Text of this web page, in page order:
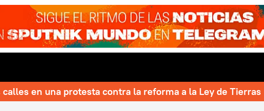
calles en una protesta contra la reforma a la Ley de Tierras